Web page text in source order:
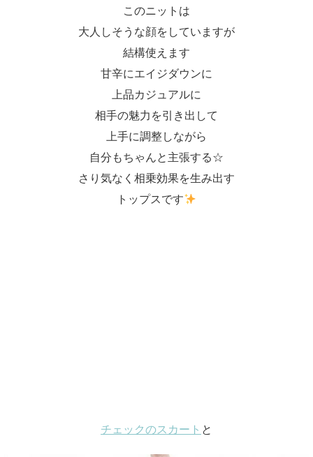
このニットは
大人しそうな顔をしていますが
結構使えます
甘辛にエイジダウンに
上品カジュアルに
相手の魅力を引き出して
上手に調整しながら
自分もちゃんと主張する☆
さり気なく相乗効果を生み出す
トップスです
チェックのスカート と